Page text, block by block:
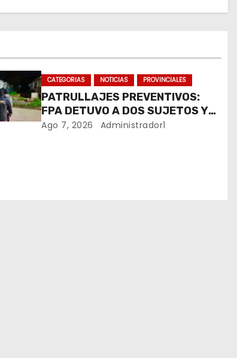
CATEGORIAS NOTICIAS PROVINCIALES
PATRULLAJES PREVENTIVOS:
FPA DETUVO A DOS SUJETOS Y
SECUESTRÓ ESTUPEFACIENTES
Ago 7, 2026 Administrador1